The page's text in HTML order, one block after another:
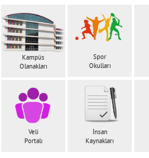
Kampüs
Olanakları
Spor
Okulları
Veli
Portalı
İnsan
Kaynakları